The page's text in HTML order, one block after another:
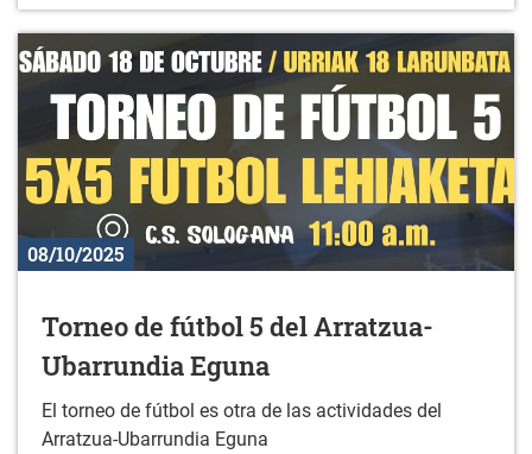
08/10/2025
Torneo de fútbol 5 del Arratzua-
Ubarrundia Eguna
El torneo de fútbol es otra de las actividades del
Arratzua-Ubarrundia Eguna